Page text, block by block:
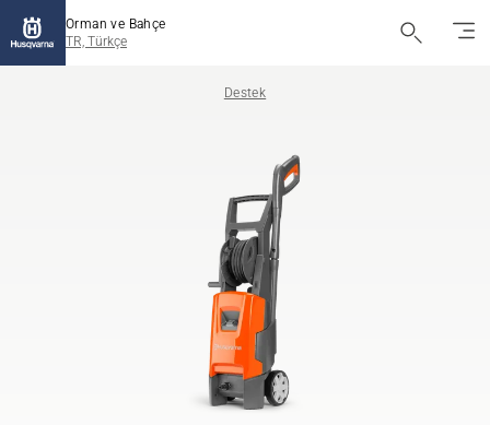
Orman ve Bahçe
TR, Türkçe
Destek